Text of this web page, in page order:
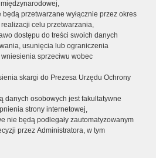
przetwarzane wyłącznie przez okres
celu przetwarzania,
dostępu do treści swoich danych
usunięcia lub ograniczenia
sprzeciwu wobec
skargi do Prezesa Urzędu Ochrony
danych osobowych jest fakultatywne
strony internetowej,
nie będą podlegały zautomatyzowanym
przez Administratora, w tym